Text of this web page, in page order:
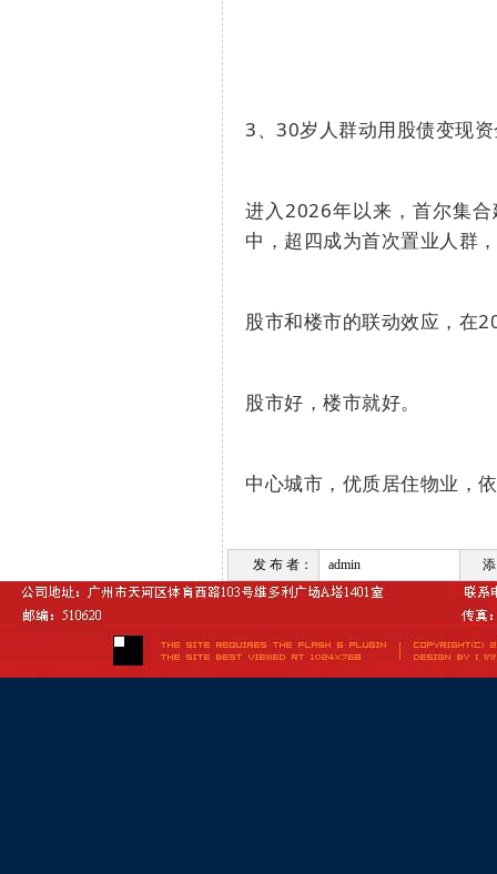
3、30岁人群动用股债变现
进入2026年以来，首尔集
中，超四成为首次置业人群
股市和楼市的联动效应，在
股市好，楼市就好。
中心城市，优质居住物业，
发 布 者： admin